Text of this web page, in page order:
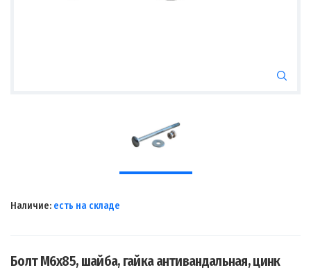
Наличие: есть на складе
Болт М6х85, шайба, гайка антивандальная, цинк